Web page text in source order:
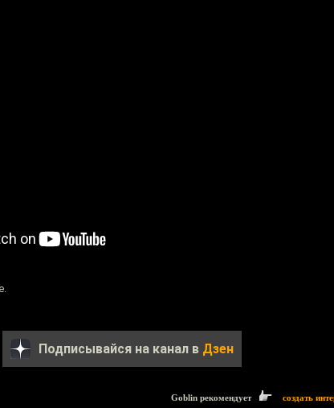
Подписывайся на канал в Дзен
Goblin рекомендует создать